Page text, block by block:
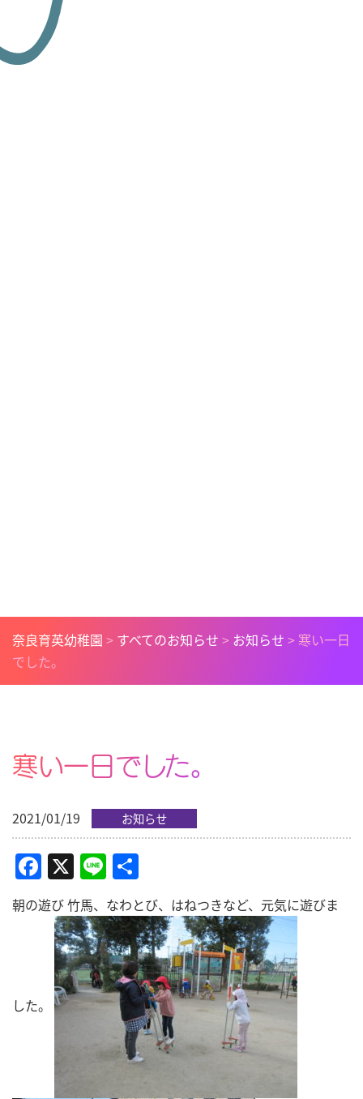
奈良育英幼稚園 > すべてのお知らせ > お知らせ > 寒い一日
でした。
寒い一日でした。
2021/01/19 お知らせ
Facebook
X Line有
朝の遊び 竹馬、なわとび、はねつきなど、元気に遊びま
した。